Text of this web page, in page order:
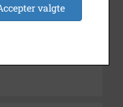
(Kalundborg
2050)
valgte